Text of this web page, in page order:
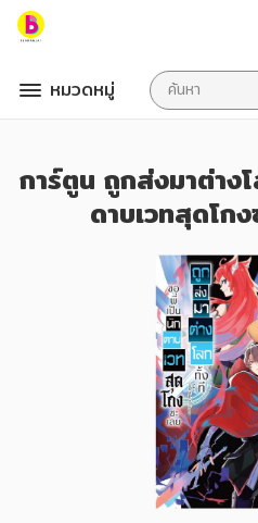
หมวดหมู่
การ์ตูน ถูกส่งมาต่าง
ดาบเวทสุดโก